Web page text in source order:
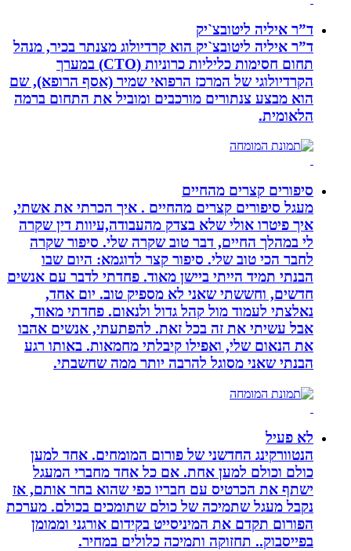
ד”ר איליה ליטובצ`יק
ד”ר איליה ליטובצ`יק הוא קרדיולוג מצנתר בכיר, מנהל
תחום חסימות כליליות כרוניות (CTO) במערך
הקרדיולוגי של המרכז הרפואי שמיר (אסף הרופא), שם
הוא מבצע צנתורים מורכבים ומוביל את התחום ברמה
הלאומית.
סיפורים קצרים מהחיים
מעגל סיפורים קצרים מהחיים . איך הכרתי את אשתי,
איך פיטרו אולי שלא בצדק מהעבודה,עיוות דין שקרה
לי במהלך החיים, דבר טוב שקרה שלי. סיפור שקרה
לחבר הכי טוב שלי. סיפור קצר לדוגמא: היום שבו
הבנתי תמיד הייתי ביישן מאוד. פחדתי לדבר עם אנשים
חדשים, וחששתי שאני לא מספיק טוב. יום אחד,
נאלצתי לעמוד מול קהל גדול ולנאום. פחדתי מאוד,
אבל עשיתי את זה בכל זאת. להפתעתי, אנשים אהבו
את הנאום שלי, ואפילו קיבלתי מחמאות. באותו רגע
הבנתי שאני מסוגל להרבה יותר ממה שחשבתי.
לא פעיל
הנטוורקינג החדשני של פורום המומחים. אחד למען
כולם וכולם למען אחת. אם כל אחד מחברי המעגל
ישתף את הכרטיס עם חבריו כפי שהוא בחר אותם, אז
נקבל מעגל שתמיכה של כולם שתומכים בכולם. מערכת
הפורום תקדם את המיניסייט בקידום אורגני וממומן
בפייסבוק.. תחזוקה ותמיכה כלולים במחיר.